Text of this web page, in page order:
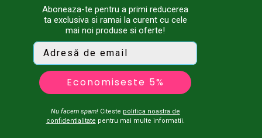
Aboneaza-te pentru a primi reducerea
ta exclusiva si ramai la curent cu cele
mai noi produse si oferte!
Economiseste 5%
Nu facem spam!Citeste politica noastra de
confidentialitate pentru mai multe informatii.